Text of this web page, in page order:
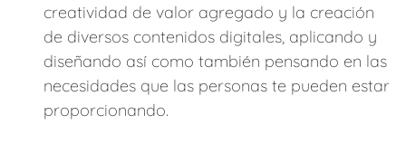
creatividad de valor agregado y la creación
de diversos contenidos digitales, aplicando y
diseñando así como también pensando en las
necesidades que las personas te pueden estar
proporcionando.